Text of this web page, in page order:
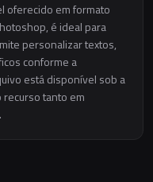
oferecido em formato
é ideal para
personalizar textos,
conforme a
está disponível sob a
recurso tanto em